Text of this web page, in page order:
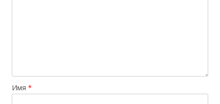
Имя *